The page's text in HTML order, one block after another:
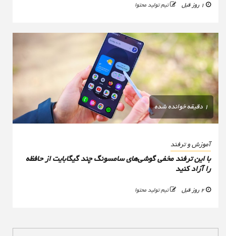
تیم تولید محتوا
1 دقیقه خوانده شده
آموزش و ترفند
با این ترفند مخفی گوشی‌های سامسونگ چند گیگابایت از حافظه
را آزاد کنید
تیم تولید محتوا